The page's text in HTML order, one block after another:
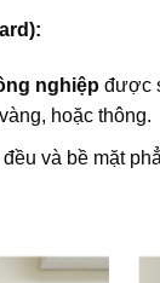
nghiệpđược
hoặc thông.
đều và bề mặt